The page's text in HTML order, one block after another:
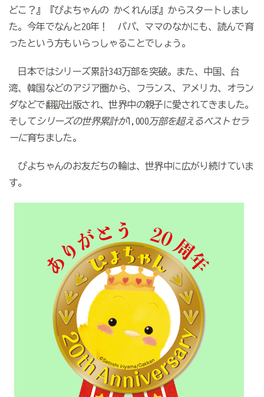
どこ？』『ぴよちゃんの かくれんぼ』からスタートしまし
た。今年でなんと20年！ パパ、ママのなかにも、読んで育
ったという方もいらっしゃることでしょう。
日本ではシリーズ累計343万部を突破。また、中国、台
湾、韓国などのアジア圏から、フランス、アメリカ、オラン
ダなどで翻訳出版され、世界中の親子に愛されてきました。
そしてシリーズの世界累計が1,000万部を超えるベストセラ
ーに育ちました。
ぴよちゃんのお友だちの輪は、世界中に広がり続けていま
す。